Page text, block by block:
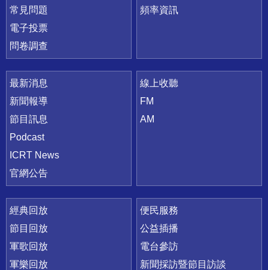
常見問題
電子投票
問卷調查
頻率資訊
最新消息
新聞報導
節目訊息
Podcast
ICRT News
官網公告
線上收聽
FM
AM
經典回放
節目回放
軍歌回放
軍樂回放
便民服務
公益插播
電台參訪
新聞採訪暨節目訪談